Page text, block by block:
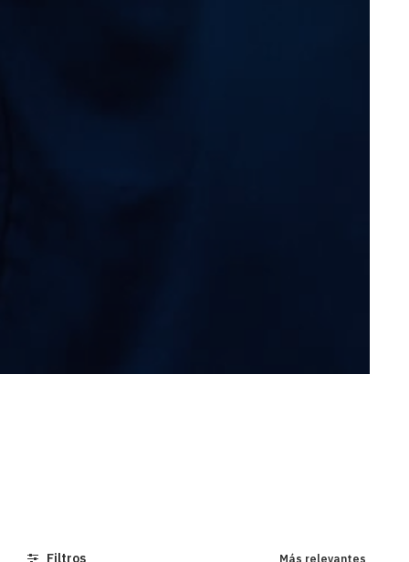
Filtros Más relevantes